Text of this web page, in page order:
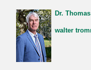
Dr.
walter